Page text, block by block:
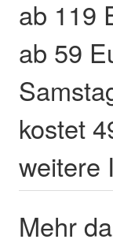
ab 119
ab 59
kostet
weitere
Mehr